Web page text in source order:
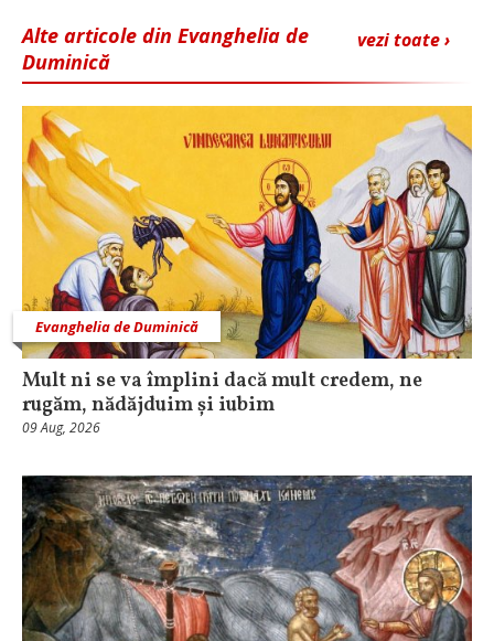
vezi toate ›
Alte articole din Evanghelia de
Duminică
Evanghelia de Duminică
Mult ni se va împlini dacă mult credem, ne
rugăm, nădăjduim și iubim
09 Aug, 2026